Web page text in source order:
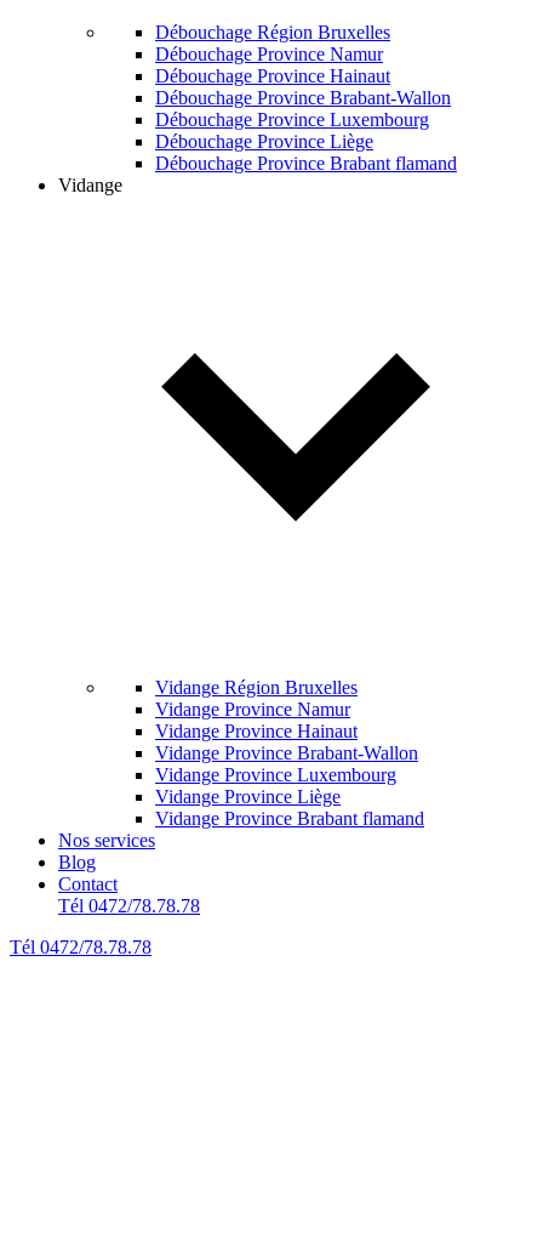
Débouchage Région Bruxelles
Débouchage Province Namur
Débouchage Province Hainaut
Débouchage Province Brabant-Wallon
Débouchage Province Luxembourg
Débouchage Province Liège
Débouchage Province Brabant flamand
Vidange
Vidange Région Bruxelles
Vidange Province Namur
Vidange Province Hainaut
Vidange Province Brabant-Wallon
Vidange Province Luxembourg
Vidange Province Liège
Vidange Province Brabant flamand
Nos services
Blog
Contact
Tél 0472/78.78.78
Tél 0472/78.78.78